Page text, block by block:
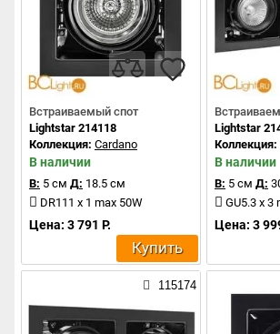
Встраиваемый спот
Lightstar 214118
Коллекция: Cardano
В наличии
В: 5 см Д: 18.5 см
DR111 x 1 max 50W
Цена: 3 791 Р.
Купить
Lightstar
Коллекция:
В наличии
В: 5 см Д:
GU5.3 x 3
Цена: 3
115174